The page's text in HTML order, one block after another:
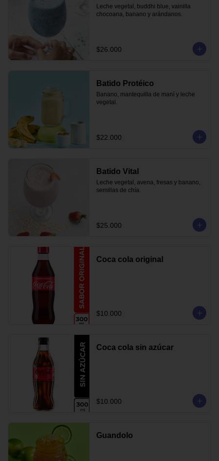
Leche vegetal, buddhi blue, vainilla
chocoana, banano y arándanos.
$26.000
Batido Protéico
Banano, mantequilla de maní y leche
vegetal.
$22.000
Batido Vital
Leche vegetal, avena, fresas y banano,
semillas de chía.
$25.000
Coca cola original
$10.000
Coca cola sin azúcar
$10.000
Guandolo